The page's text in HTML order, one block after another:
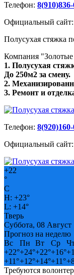
Телефон:
Официальный сайт:
Полусухая стяжка
Компания "Золотые
1. Полусухая
До 250м2 за смену.
2.
3. Ремонт и
Телефон:
Официальный сайт:
+22
°
C
H: +23°
L: +14°
Тверь
Суббота, 08 Август
Прогноз на неделю
Вс
Пн Вт Ср
+22°+24°+22°+16°+
+11°+12°+14°+11°+
Требуются